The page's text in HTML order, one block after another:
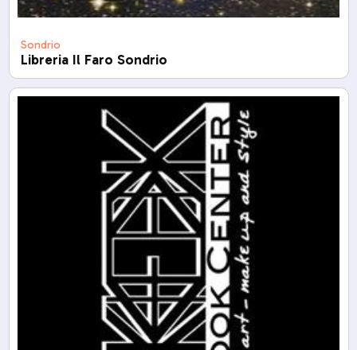
Sondrio
Libreria Il Faro Sondrio